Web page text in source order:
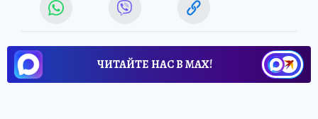
ЧИТАЙТЕ НАС В МАХ!